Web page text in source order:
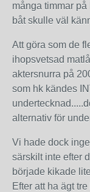
många timmar
båt skulle väl
Att göra som de
ihopsvetsad
aktersnurra på
som hk kändes
alternativ för
Vi hade dock
särskilt inte efter
började kikade
Efter att ha ägt